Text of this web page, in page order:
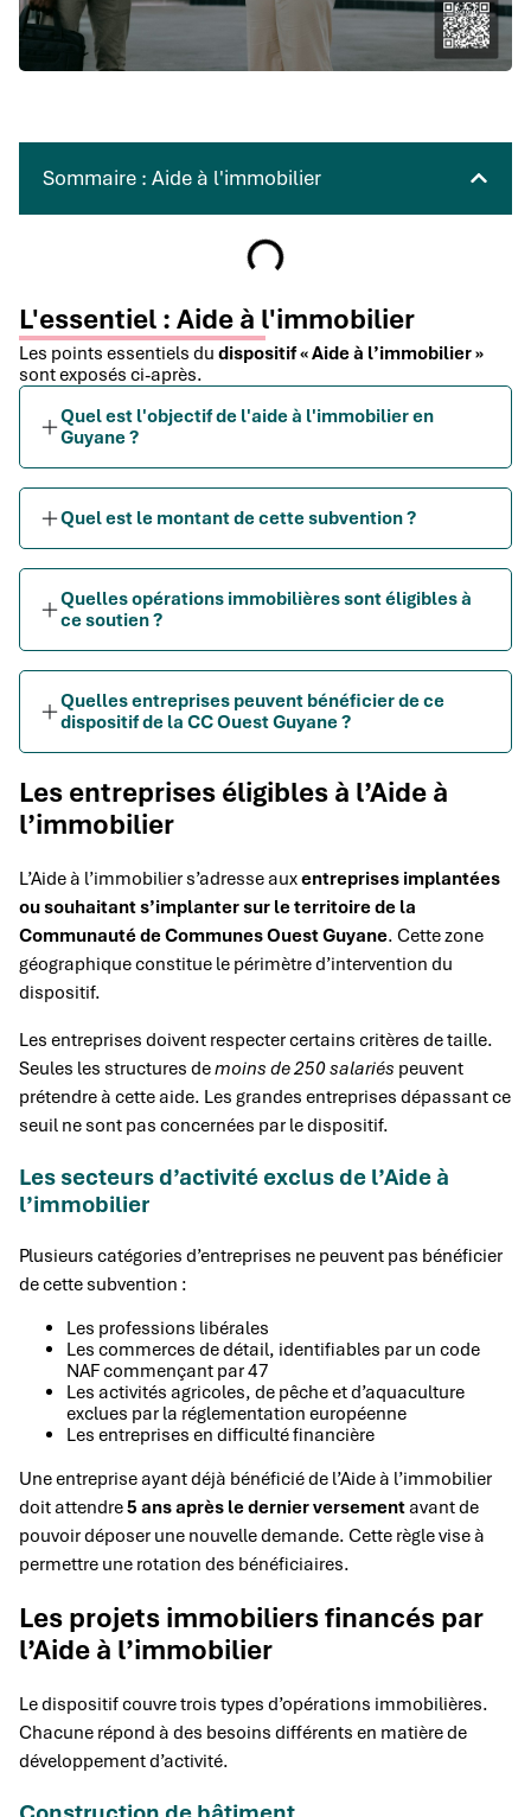
Sommaire : Aide à l'immobilier
L'essentiel : Aide à l'immobilier
Les points essentiels du dispositif « Aide à l’immobilier »
sont exposés ci-après.
Quel est l'objectif de l'aide à l'immobilier en
Guyane ?
Quel est le montant de cette subvention ?
Quelles opérations immobilières sont éligibles à
ce soutien ?
Quelles entreprises peuvent bénéficier de ce
dispositif de la CC Ouest Guyane ?
Les entreprises éligibles à l’Aide à
l’immobilier
L’Aide à l’immobilier s’adresse auxentreprises implantées
ou souhaitant s’implanter sur le territoire de la
Communauté de Communes Ouest Guyane. Cette zone
géographique constitue le périmètre d’intervention du
dispositif.
Les entreprises doivent respecter certains critères de taille.
Seules les structures demoins de 250 salariés peuvent
prétendre à cette aide. Les grandes entreprises dépassant ce
seuil ne sont pas concernées par le dispositif.
Les secteurs d’activité exclus de l’Aide à
l’immobilier
Plusieurs catégories d’entreprises ne peuvent pas bénéficier
de cette subvention :
Les professions libérales
Les commerces de détail, identifiables par un code
NAF commençant par 47
Les activités agricoles, de pêche et d’aquaculture
exclues par la réglementation européenne
Les entreprises en difficulté financière
Une entreprise ayant déjà bénéficié de l’Aide à l’immobilier
doit attendre5 ans après le dernier versementavant de
pouvoir déposer une nouvelle demande. Cette règle vise à
permettre une rotation des bénéficiaires.
Les projets immobiliers financés par
l’Aide à l’immobilier
Le dispositif couvre trois types d’opérations immobilières.
Chacune répond à des besoins différents en matière de
développement d’activité.